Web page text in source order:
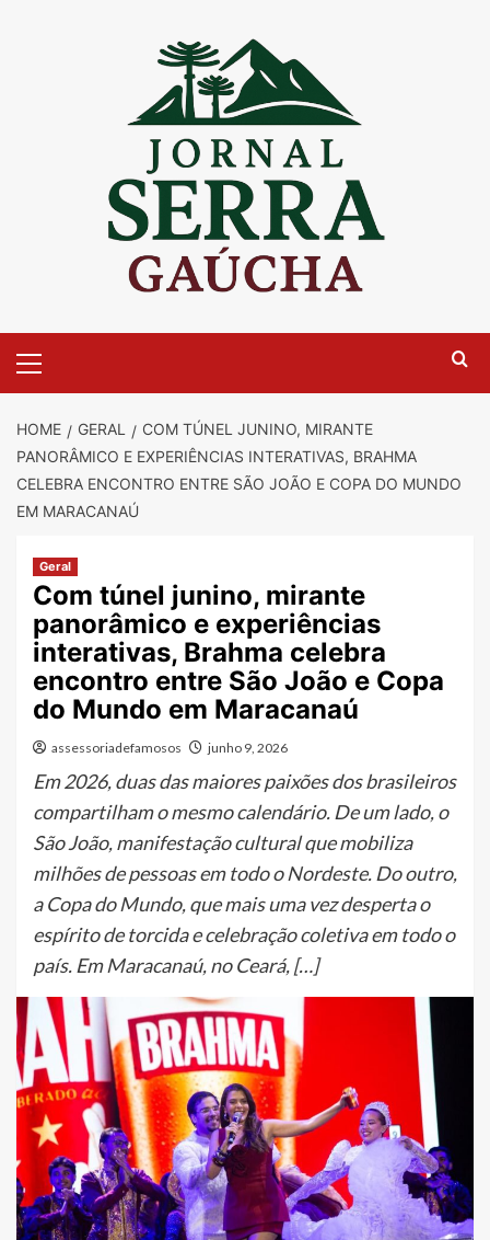
Menu
HOME GERAL
COM TÚNEL JUNINO, MIRANTE
PANORÂMICO E EXPERIÊNCIAS INTERATIVAS, BRAHMA
CELEBRA ENCONTRO ENTRE SÃO JOÃO E COPA DO MUNDO
EM MARACANAÚ
Geral
Com túnel junino, mirante
panorâmico e experiências
interativas, Brahma celebra
encontro entre São João e Copa
do Mundo em Maracanaú
assessoriadefamosos junho 9, 2026
Em 2026, duas das maiores paixões dos brasileiros
compartilham o mesmo calendário. De um lado, o
São João, manifestação cultural que mobiliza
milhões de pessoas em todo o Nordeste. Do outro,
a Copa do Mundo, que mais uma vez desperta o
espírito de torcida e celebração coletiva em todo o
país. Em Maracanaú, no Ceará, […]